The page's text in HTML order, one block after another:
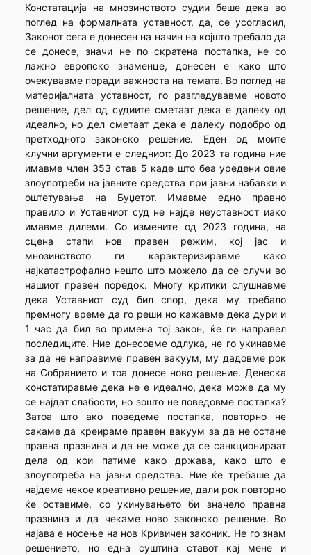
Констатација на мнозинството судии беше дека во
поглед на формалната уставност, да, се усогласил,
Законот сега е донесен на начин на којшто требало да
се донесе, значи не по скратена постапка, не со
лажно европско знаменце, донесен е како што
очекувавме поради важноста на темата. Во поглед на
материјалната уставност, го разгледувавме новото
решение, дел од судиите сметаат дека е далеку од
идеално, но дел сметаат дека е далеку подобро од
претходното законско решение. Еден од моите
клучни аргументи е следниот: До 2023 та година ние
имавме член 353 став 5 каде што беа уредени овие
злоупотреби на јавните средства при јавни набавки и
оштетувања на Буџетот. Имавме едно правно
правило и Уставниот суд не најде неуставност иако
имавме дилеми. Со измените од 2023 година, на
сцена стапи нов правен режим, кој јас и
мнозинството ги карактеризиравме како
најкатастрофално нешто што можело да се случи во
нашиот правен поредок. Многу критики слушнавме
дека Уставниот суд бил спор, дека му требало
премногу време да го реши но кажавме дека дури и
1 час да бил во примена тој закон, ќе ги направел
последиците. Ние донесовме одлука, не го укинавме
за да не направиме правен вакуум, му дадовме рок
на Собранието и тоа донесе ново решение. Денеска
констатиравме дека не е идеално, дека може да му
се најдат слабости, но зошто не поведовме постапка?
Затоа што ако поведеме постапка, повторно не
сакаме да креираме правен вакуум за да не остане
правна празнина и да не може да се санкционираат
дела од кои патиме како држава, како што е
злоупотреба на јавни средства. Ние ќе требаше да
најдеме некое креативно решение, дали рок повторно
ќе оставиме, со укинувањето би значело правна
празнина и да чекаме ново законско решение. Во
најава е носење на нов Кривичен законик. Не го знам
решението, но една суштина ставот кај мене и